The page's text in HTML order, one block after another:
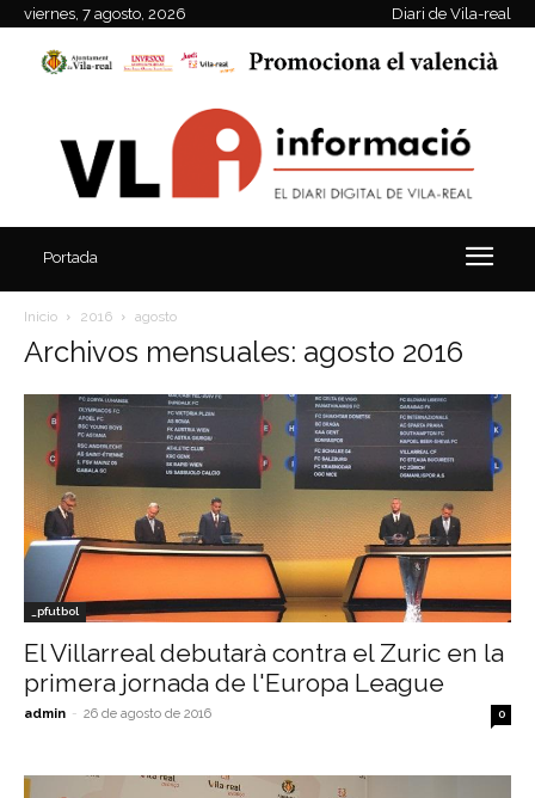
viernes, 7 agosto, 2026 Diari de Vila-real
Portada
Inicio 2016 agosto
Archivos mensuales: agosto 2016
_pfutbol
El Villarreal debutarà contra el Zuric en la
primera jornada de l'Europa League
admin - 26 de agosto de 2016 0